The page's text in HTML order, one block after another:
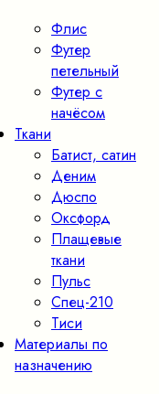
Флис
Футер
петельный
Футер с
начёсом
Ткани
Батист, сатин
Деним
Дюспо
Оксфорд
Плащевые
ткани
Пульс
Спец-210
Тиси
Материалы по
назначению